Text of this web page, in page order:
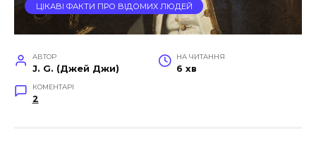
ЦІКАВІ ФАКТИ ПРО ВІДОМИХ ЛЮДЕЙ
АВТОР
J. G. (Джей Джи)
НА ЧИТАННЯ
6 хв
КОМЕНТАРІ
2